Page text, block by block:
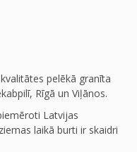
pelēkā granīta
Rīgā un Viļānos.
Latvijas
laikā burti ir skaidri